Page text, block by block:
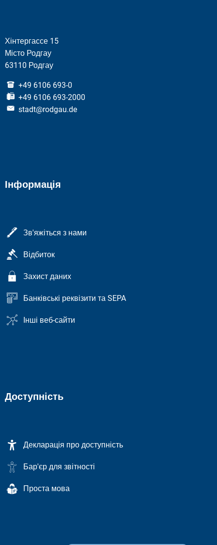
Хінтергассе 15
Місто Родгау
63110 Родгау
+49 6106 693-0
+49 6106 693-2000
stadt@rodgau.de
Інформація
Зв'яжіться з нами
Відбиток
Захист даних
Банківські реквізити та SEPA
Інші веб-сайти
Доступність
Декларація про доступність
Бар'єр для звітності
Проста мова